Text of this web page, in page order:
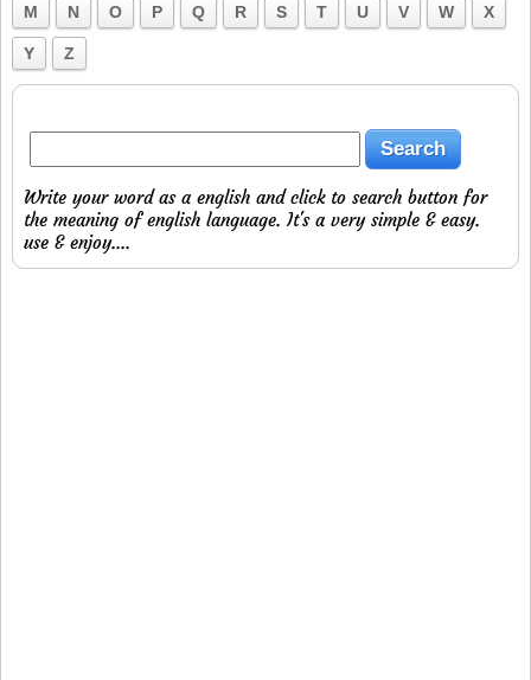
M N O P Q R S T U V W X
Y Z
Write your word as a english and click to search button for
the meaning of english language. It's a very simple & easy.
use & enjoy....